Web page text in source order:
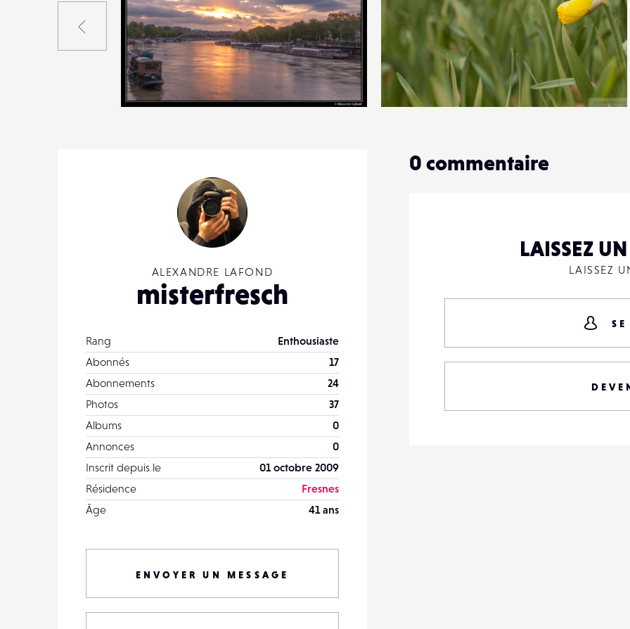
0
16
0
18
Précédent
ALEXANDRE LAFOND
misterfresch
Rang
Enthousiaste
Abonnés
17
Abonnements
24
Photos
37
Albums
0
Annonces
0
Inscrit depuis le
01 octobre 2009
Résidence
Fresnes
Âge
41 ans
ENVOYER UN MESSAGE
0 commentaire
LAISSEZ
LAISSEZ